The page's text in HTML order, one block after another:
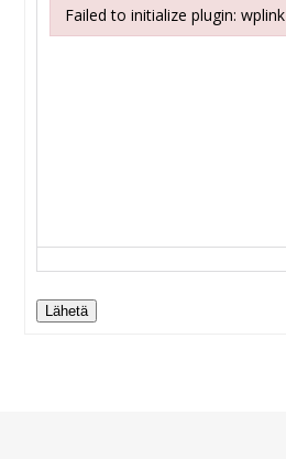
Lähetä
Failed to initialize plugin: wplink
Failed to initialize plugin: wplink